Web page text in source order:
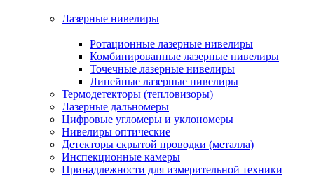
Лазерные нивелиры
Ротационные лазерные нивелиры
Комбинированные лазерные нивелиры
Точечные лазерные нивелиры
Линейные лазерные нивелиры
Термодетекторы (тепловизоры)
Лазерные дальномеры
Цифровые угломеры и уклономеры
Нивелиры оптические
Детекторы скрытой проводки (металла)
Инспекционные камеры
Принадлежности для измерительной техники